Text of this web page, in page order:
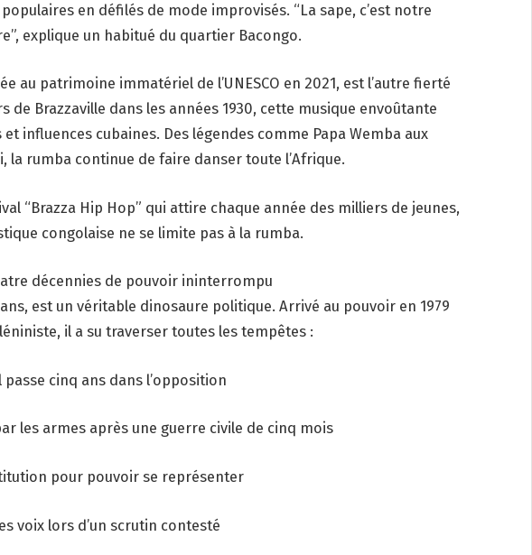
en défilés de mode improvisés. “La sape, c’est notre
explique un habitué du quartier Bacongo.
au patrimoine immatériel de l’UNESCO en 2021, est l’autre fierté
de Brazzaville dans les années 1930, cette musique envoûtante
influences cubaines. Des légendes comme Papa Wemba aux
la rumba continue de faire danser toute l’Afrique.
“Brazza Hip Hop” qui attire chaque année des milliers de jeunes,
congolaise ne se limite pas à la rumba.
décennies de pouvoir ininterrompu
est un véritable dinosaure politique. Arrivé au pouvoir en 1979
il a su traverser toutes les tempêtes :
passe cinq ans dans l’opposition
les armes après une guerre civile de cinq mois
pour pouvoir se représenter
voix lors d’un scrutin contesté